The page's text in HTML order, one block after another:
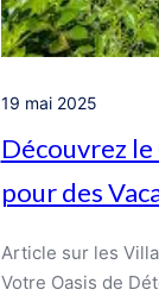
19 mai 2025
Découvrez le
pour des
Article sur les
Votre Oasis de